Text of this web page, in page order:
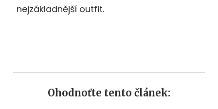
nejzákladnější outfit.
Ohodnoťte tento článek: